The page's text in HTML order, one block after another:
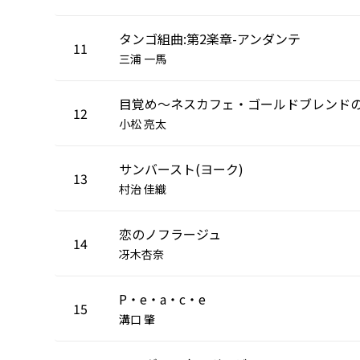
11 タンゴ組曲:第2楽章-アンダンテ
三浦 一馬
12
小松 亮太
13 サンバースト(ヨーク)
村治 佳織
14 恋のノフラージュ
冴木杏奈
15 P・e・a・c・e
溝口 肇